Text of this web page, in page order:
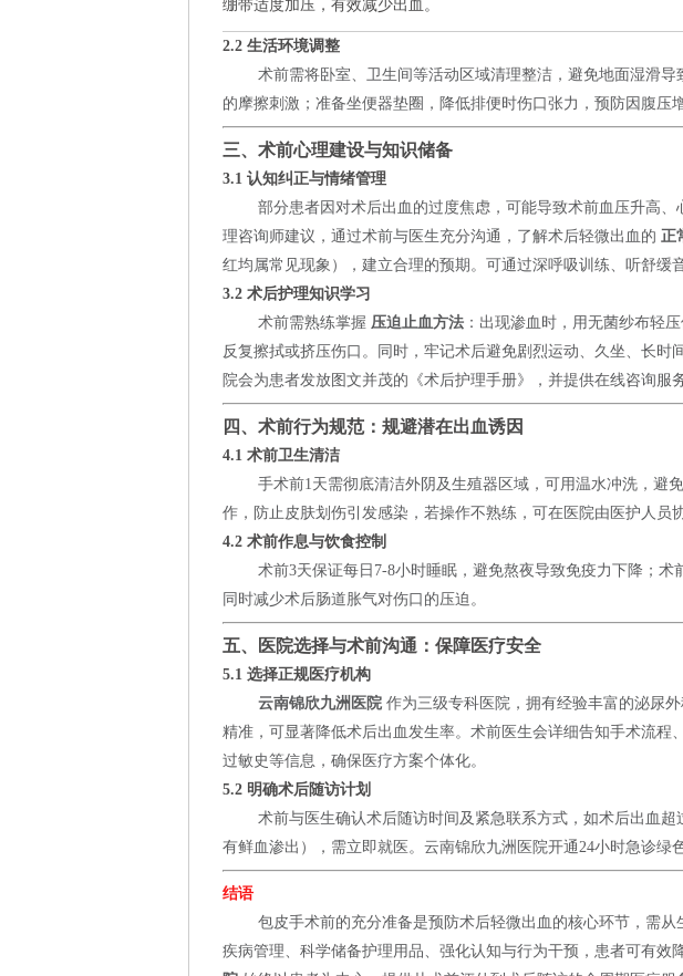
绷带适度加压，有效减少出血。
2.2 生活环境调整
术前需将卧室、卫生间等活动区域清理整洁，避免地面湿滑
的摩擦刺激；准备坐便器垫圈，降低排便时伤口张力，预防因腹压
三、术前心理建设与知识储备
3.1 认知纠正与情绪管理
部分患者因对术后出血的过度焦虑，可能导致术前血压升高
理咨询师建议，通过术前与医生充分沟通，了解术后轻微出血的 正
红均属常见现象），建立合理的预期。可通过深呼吸训练、听舒缓
3.2 术后护理知识学习
术前需熟练掌握 压迫止血方法 ：出现渗血时，用无菌纱布轻
反复擦拭或挤压伤口。同时，牢记术后避免剧烈运动、久坐、长时
院会为患者发放图文并茂的《术后护理手册》，并提供在线咨询服
四、术前行为规范：规避潜在出血诱因
4.1 术前卫生清洁
手术前1天需彻底清洁外阴及生殖器区域，可用温水冲洗，避
作，防止皮肤划伤引发感染，若操作不熟练，可在医院由医护人员
4.2 术前作息与饮食控制
术前3天保证每日7-8小时睡眠，避免熬夜导致免疫力下降；术
同时减少术后肠道胀气对伤口的压迫。
五、医院选择与术前沟通：保障医疗安全
5.1 选择正规医疗机构
云南锦欣九洲医院 作为三级专科医院，拥有经验丰富的泌尿
精准，可显著降低术后出血发生率。术前医生会详细告知手术流程
过敏史等信息，确保医疗方案个体化。
5.2 明确术后随访计划
术前与医生确认术后随访时间及紧急联系方式，如术后出血
有鲜血渗出），需立即就医。云南锦欣九洲医院开通24小时急诊绿
结语
包皮手术前的充分准备是预防术后轻微出血的核心环节，需
疾病管理、科学储备护理用品、强化认知与行为干预，患者可有效